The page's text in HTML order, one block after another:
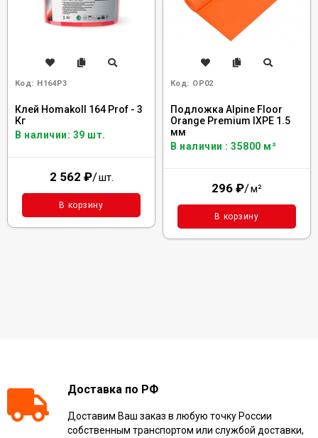
Код: H164P3
Клей Homakoll 164 Prof - 3
Кг
В наличии: 39 шт.
2 562 ₽/шт.
В корзину
Код: OP02
Подложка Alpine Floor
Orange Premium IXPE 1.5
мм
В наличии : 35800 м²
296 ₽/м²
В корзину
Доставка по РФ
Доставим Ваш заказ в любую точку России
собственным транспортом или службой доставки,